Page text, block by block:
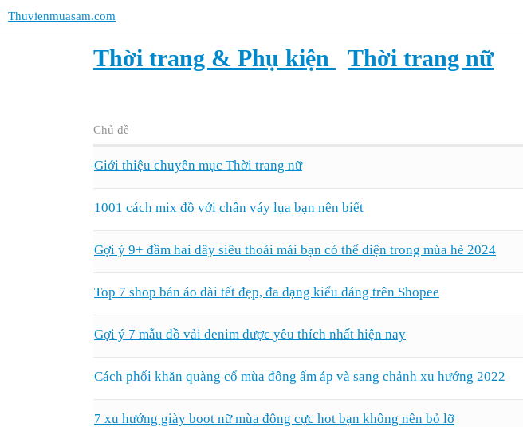
Thuvienmuasam.com
Thời trang & Phụ kiện Thời trang nữ
Chủ đề
Giới thiệu chuyên mục Thời trang nữ
1001 cách mix đồ với chân váy lụa bạn nên biết
Gợi ý 9+ đầm hai dây siêu thoải mái bạn có thể diện trong mùa hè 2024
Top 7 shop bán áo dài tết đẹp, đa dạng kiểu dáng trên Shopee
Gợi ý 7 mẫu đồ vải denim được yêu thích nhất hiện nay
Cách phối khăn quàng cổ mùa đông ấm áp và sang chảnh xu hướng 2022
7 xu hướng giày boot nữ mùa đông cực hot bạn không nên bỏ lỡ